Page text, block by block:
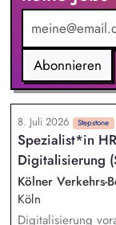
Digitalisierung
Abonnieren
8. Juli 2026 Stepstone
Spezialist*in
Digitalisierung
Kölner Verkehrs-
Köln
Digitalisierung